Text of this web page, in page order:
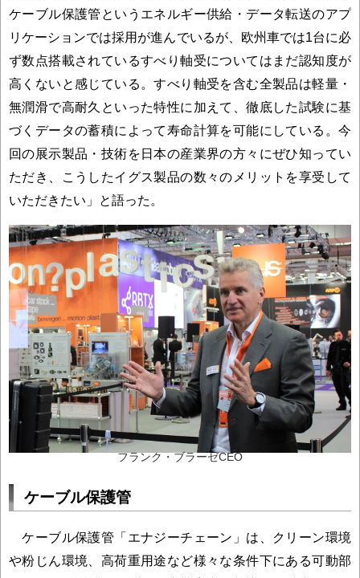
ケーブル保護管というエネルギー供給・データ転送のアプ
リケーションでは採用が進んでいるが、欧州車では1台に必
ず数点搭載されているすべり軸受についてはまだ認知度が
高くないと感じている。すべり軸受を含む全製品は軽量・
無潤滑で高耐久といった特性に加えて、徹底した試験に基
づくデータの蓄積によって寿命計算を可能にしている。今
回の展示製品・技術を日本の産業界の方々にぜひ知ってい
ただき、こうしたイグス製品の数々のメリットを享受して
いただきたい」と語った。
フランク・ブラーゼCEO
ケーブル保護管
ケーブル保護管「エナジーチェーン」は、クリーン環境
や粉じん環境、高荷重用途など様々な条件下にある可動部